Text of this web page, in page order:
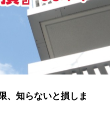
、知らないと損しま